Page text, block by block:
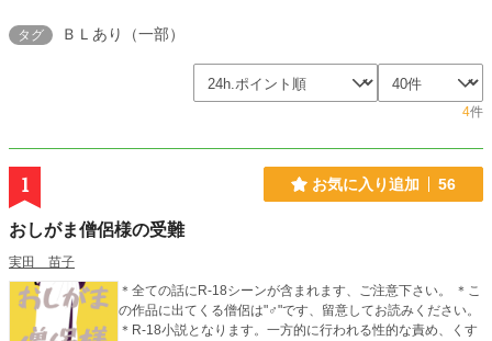
タグ ＢＬあり（一部）
4件
1 お気に入り追加 56
おしがま僧侶様の受難
実田 苗子
＊全ての話にR-18シーンが含まれます、ご注意下さい。 ＊こ
の作品に出てくる僧侶は"♂"です、留意してお読みください。
＊R-18小説となります。一方的に行われる性的な責め、くす